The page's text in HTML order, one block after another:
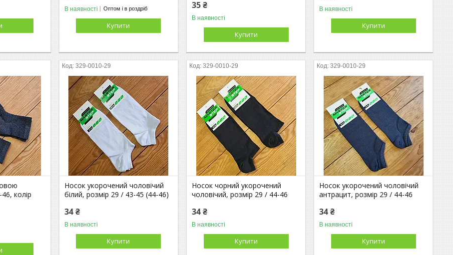
В наявності Оптом і в роздріб
Купити
35 ₴
В наявності
Купити
В наявності
Купити
колір
329-0010-29
Носок укорочений чоловічий
білий, розмір 29 / 43-45 (44-46)
34 ₴
В наявності
Купити
329-0010-29
Носок чорний укорочений
чоловічий, розмір 29 / 44-46
34 ₴
В наявності
Купити
329-0010-29
Носок укорочений чоловічий
антрацит, розмір 29 / 44-46
34 ₴
В наявності
Купити